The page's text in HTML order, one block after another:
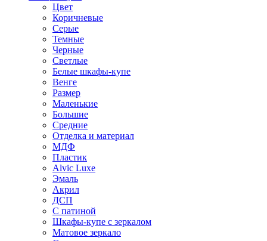
Цвет
Коричневые
Серые
Темные
Черные
Светлые
Белые шкафы-купе
Венге
Размер
Маленькие
Большие
Средние
Отделка и материал
МДФ
Пластик
Alvic Luxe
Эмаль
Акрил
ДСП
С патиной
Шкафы-купе с зеркалом
Матовое зеркало